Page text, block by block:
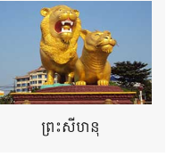
ព្រះសីហនុ